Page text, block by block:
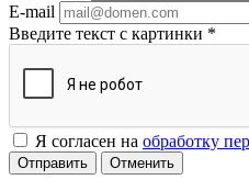
E-mail
Введите текст с картинки *
Я согласен на обработку
Отменить